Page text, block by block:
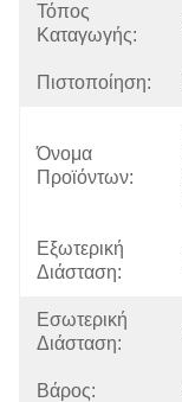
Τόπος
Καταγωγής:
Πιστοποίηση:
Όνομα
Προϊόντων:
Εξωτερική
Διάσταση:
Εσωτερική
Διάσταση:
Βάρος: